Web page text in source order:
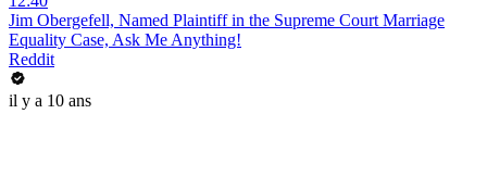
Jim Obergefell, Named Plaintiff in the Supreme Court Marriage
Equality Case, Ask Me Anything!
Reddit
il y a 10 ans